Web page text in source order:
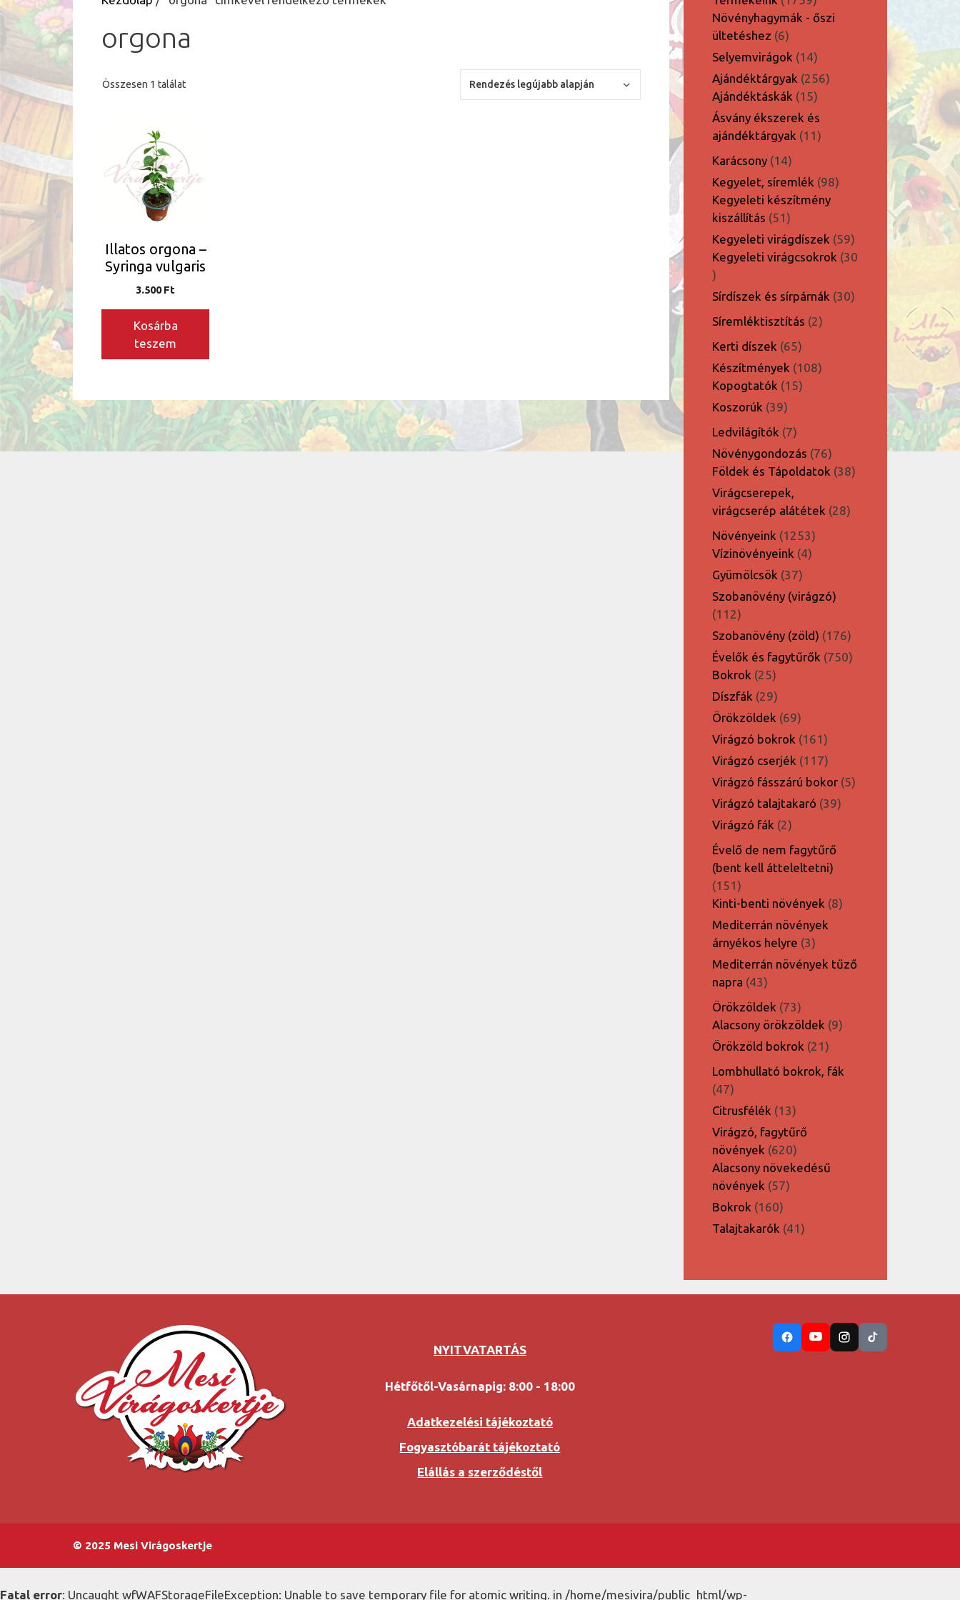
orgona
Összesen 1 találat
Illatos orgona –
Syringa vulgaris
3.500Ft
Kosárba
teszem
termék
Növényhagymák - őszi
ültetéshez 66
termék
Selyemvirágok 1414
termék
Ajándéktárgyak 256256
Ajándéktáskák 1515
termék
Ásvány ékszerek és
ajándéktárgyak
1111
Karácsony 1414
termék
Kegyelet, síremlék 9898
Kegyeleti készítmény
kiszállítás 5151
termék
Kegyeleti virágdíszek 5959
termék
Kegyeleti virágcsokrok 30
30
termék
Sírdíszek és sírpárnák 3030
Síremléktisztítás 22
Kerti díszek 6565
termék
Készítmények 108108
Kopogtatók 1515
Koszorúk 3939
termék
Ledvilágítók 77
termék
Növénygondozás 7676
termék
Földek és Tápoldatok 3838
Virágcserepek,
virágcserép alátétek 2828
Növényeink 12531253
termék
Vízinövényeink 44
Gyümölcsök 3737
termék
Szobanövény (virágzó)
112112
termék
Szobanövény (zöld) 176176
termék
Évelők és fagytűrők 750750
Bokrok 2525
termék
Díszfák 2929
termék
Örökzöldek 6969
termék
Virágzó bokrok 161161
termék
Virágzó cserjék 117117
termék
Virágzó fásszárú bokor 55
Virágzó talajtakaró 3939
Virágzó fák 22
termék
Évelő de nem fagytűrő
(bent kell átteleltetni)
151151
termék
Kinti-benti növények 88
Mediterrán növények
árnyékos helyre 33
termék
Mediterrán növények tűző
napra 4343
termék
Örökzöldek 7373
termék
Alacsony örökzöldek 99
Örökzöld bokrok 2121
termék
Lombhullató bokrok, fák
4747
termék
Citrusfélék 1313
termék
Virágzó, fagytűrő
növények 620620
termék
Alacsony növekedésű
növények 5757
Bokrok 160160
termék
Talajtakarók 4141
NYITVATARTÁS
Hétfőtől-Vasárnapig: 8:00 - 18:00
Adatkezelési tájékoztató
Fogyasztóbarát tájékoztató
Elállás a szerződéstől
© 2025 Mesi Virágoskertje
Fatal error: Uncaught wfWAFStorageFileException: Unable to save temporary file for atomic writing. in /home/mesivira/public_html/wp-